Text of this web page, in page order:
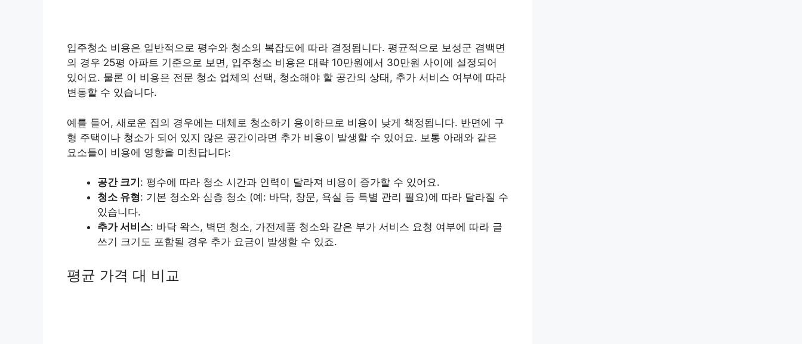
입주청소 비용은 일반적으로 평수와 청소의 복잡도에 따라 결정됩니다. 평균적으로 보성군 겸백면
의 경우 25평 아파트 기준으로 보면, 입주청소 비용은 대략 10만원에서 30만원 사이에 설정되어
있어요. 물론 이 비용은 전문 청소 업체의 선택, 청소해야 할 공간의 상태, 추가 서비스 여부에 따라
변동할 수 있습니다.
예를 들어, 새로운 집의 경우에는 대체로 청소하기 용이하므로 비용이 낮게 책정됩니다. 반면에 구
형 주택이나 청소가 되어 있지 않은 공간이라면 추가 비용이 발생할 수 있어요. 보통 아래와 같은
요소들이 비용에 영향을 미친답니다:
공간 크기 : 평수에 따라 청소 시간과 인력이 달라져 비용이 증가할 수 있어요.
청소 유형: 기본 청소와 심층 청소 (예: 바닥, 창문, 욕실 등 특별 관리 필요)에 따라 달라질 수
있습니다.
추가 서비스: 바닥 왁스, 벽면 청소, 가전제품 청소와 같은 부가 서비스 요청 여부에 따라 글
쓰기 크기도 포함될 경우 추가 요금이 발생할 수 있죠.
평균 가격 대 비교